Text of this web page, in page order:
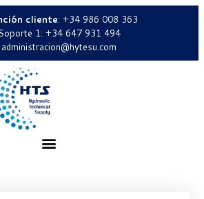
cliente: +34 986 008 363
1: +34 647 931 494
administracion@hytesu.com